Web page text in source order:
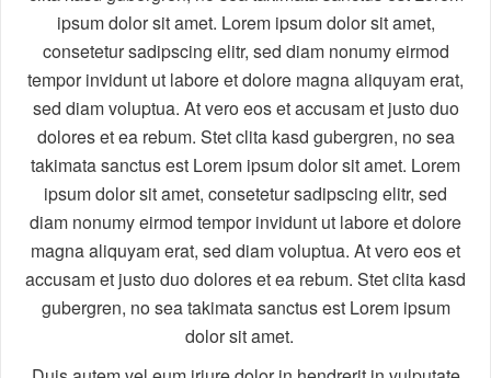
ipsum dolor sit amet. Lorem ipsum dolor sit amet,
consetetur sadipscing elitr, sed diam nonumy eirmod
tempor invidunt ut labore et dolore magna aliquyam erat,
sed diam voluptua. At vero eos et accusam et justo duo
dolores et ea rebum. Stet clita kasd gubergren, no sea
takimata sanctus est Lorem ipsum dolor sit amet. Lorem
ipsum dolor sit amet, consetetur sadipscing elitr, sed
diam nonumy eirmod tempor invidunt ut labore et dolore
magna aliquyam erat, sed diam voluptua. At vero eos et
accusam et justo duo dolores et ea rebum. Stet clita kasd
gubergren, no sea takimata sanctus est Lorem ipsum
dolor sit amet.